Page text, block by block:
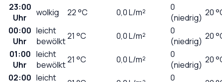
23:00
Uhr
wolkig 22°C 0,0L/m²
0
(niedrig) 20
00:00
Uhr
leicht
bewölkt21 °C 0,0L/m²
0
(niedrig) 20
01:00
Uhr
leicht
bewölkt21 °C 0,0L/m²
0
(niedrig) 20
02:00 leicht
0